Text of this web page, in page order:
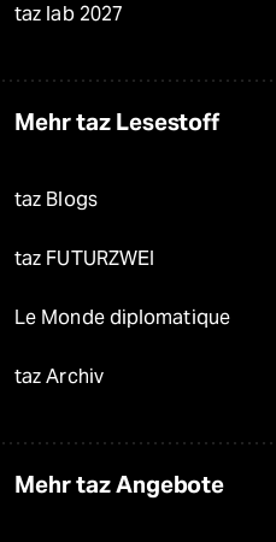
taz lab 2027
Mehr taz Lesestoff
taz Blogs
taz FUTURZWEI
Le Monde diplomatique
taz Archiv
Mehr taz Angebote